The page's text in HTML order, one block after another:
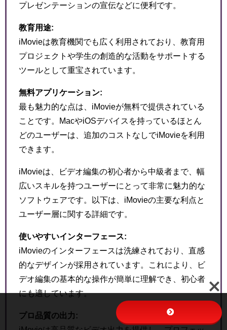
プレゼンテーションの宣伝などに便利です。
教育用途:
iMovieは教育機関でも広く利用されており、教育用
プロジェクトや学生の創造的な活動をサポートする
ツールとして重宝されています。
無料アプリケーション:
最も魅力的な点は、iMovieが無料で提供されている
ことです。MacやiOSデバイスを持っているほとん
どのユーザーは、追加のコストなしでiMovieを利用
できます。
iMovieは、ビデオ編集の初心者から中級者まで、幅
広いスキルを持つユーザーにとって非常に魅力的な
ソフトウェアです。以下は、iMovieの主要な利点と
ユーザー層に関する詳細です。
使いやすいインターフェース:
iMovieのインターフェースは洗練されており、直感
的なデザインが採用されています。これにより、ビ
デオ編集の基本的な操作が簡単に理解でき、初心者
にも適しています。
プロ品質の出力: